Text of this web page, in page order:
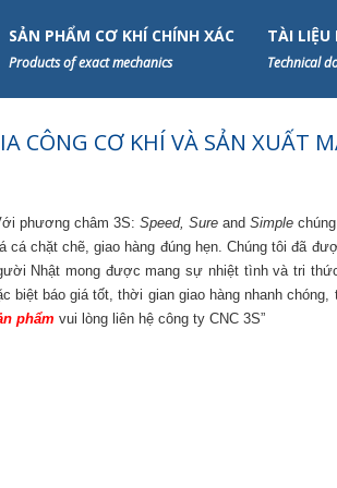
SẢN PHẨM CƠ KHÍ CHÍNH XÁC
Products of exact mechanics
TÀI LIỆU
Technical
CÔNG CƠ KHÍ VÀ SẢN XUẤT
phương châm 3S: Speed, Sure and Simplechúng
cá chặt chẽ, giao hàng đúng hẹn. Chúng tôi đã
Nhật mong được mang sự nhiệt tình và tri
biệt báo giá tốt, thời gian giao hàng nhanh
phẩm vui lòng liên hệ công ty CNC 3S”